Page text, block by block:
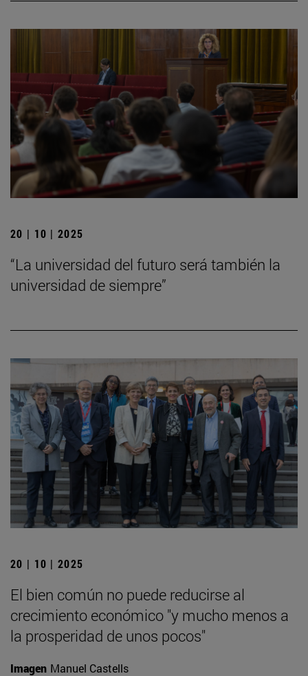
20 | 10 | 2025
“La universidad del futuro será también la
universidad de siempre”
20 | 10 | 2025
El bien común no puede reducirse al
crecimiento económico "y mucho menos a
la prosperidad de unos pocos"
Imagen Manuel Castells